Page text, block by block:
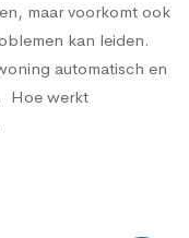
maar voorkomt ook
kan leiden.
automatisch en
Hoe werkt